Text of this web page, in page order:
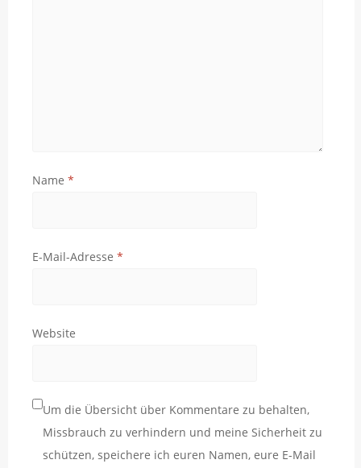
Name *
E-Mail-Adresse *
Website
Um die Übersicht über Kommentare zu behalten,
Missbrauch zu verhindern und meine Sicherheit zu
schützen, speichere ich euren Namen, eure E-Mail